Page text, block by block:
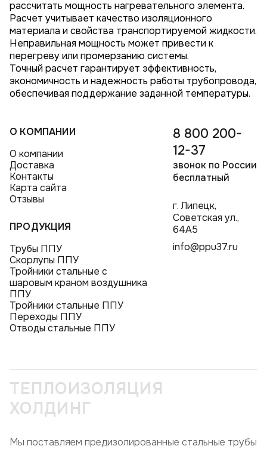
рассчитать мощность нагревательного элемента.
Расчет учитывает качество изоляционного
материала и свойства транспортируемой жидкости.
Неправильная мощность может привести к
перегреву или промерзанию системы.
Точный расчет гарантирует эффективность,
экономичность и надежность работы трубопровода,
обеспечивая поддержание заданной температуры.
О КОМПАНИИ
О компании
Доставка
Контакты
Карта сайта
Отзывы
ПРОДУКЦИЯ
Трубы ППУ
Скорлупы ППУ
Тройники стальные с
шаровым краном воздушника
ППУ
Тройники стальные ППУ
Переходы ППУ
Отводы стальные ППУ
8 800 200-
12-37
звонок по России
бесплатный
г. Липецк,
Советская ул.,
64А5
info@ppu37.ru
ТЕПЛОИЗОЛЯЦИЯ
ХОЛДИНГ
Мы поставляем предизолированные стальные трубы